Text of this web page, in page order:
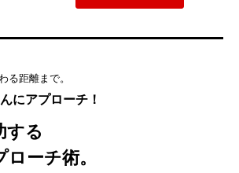
る距離まで。
にアプローチ！
する
ーチ術。